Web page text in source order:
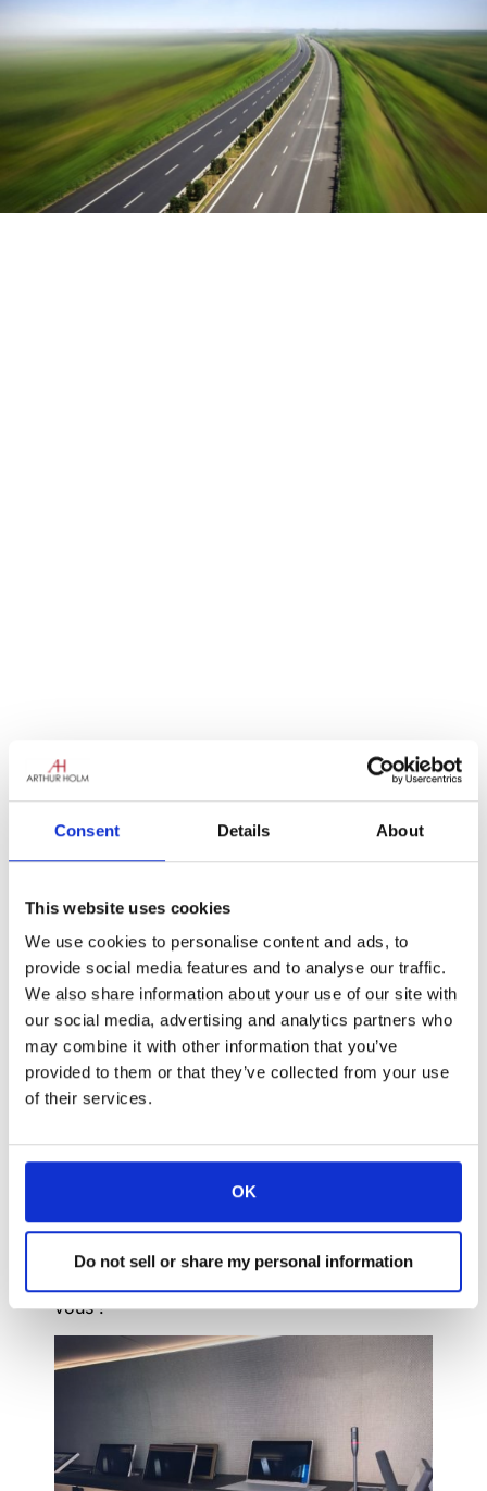
Consent Details About
This website uses cookies
We use cookies to personalise content and ads, to
provide social media features and to analyse our traffic.
We also share information about your use of our site with
our social media, advertising and analytics partners who
may combine it with other information that you’ve
provided to them or that they’ve collected from your use
of their services.
OK
Do not sell or share my personal information
tournée européenne
Quelles sont les nouveautés ? Tout d’abord,
y a beaucoup plus d’espace ! La nouvelle
camionnette mesure un mètre et demi de plus
en longueur et un demi-mètre de plus en
largeur, ce qui signifie qu’elle est plus
confortable et plus spacieuse qu’auparavant
et qu’elle peut
suffisant pour les personnes et les
épuré et élégant
un meilleur éclairage et des finitions de table
qui imitent parfaitement l’environnement d’une
vous !